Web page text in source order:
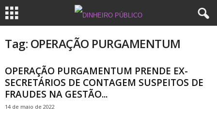
Tag: OPERAÇÃO PURGAMENTUM
OPERAÇÃO PURGAMENTUM PRENDE EX-
SECRETÁRIOS DE CONTAGEM SUSPEITOS DE
FRAUDES NA GESTÃO...
14 de maio de 2022